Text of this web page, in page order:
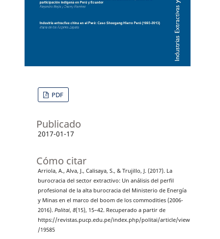
PDF
Publicado
2017-01-17
Cómo citar
Arriola, A., Alva, J., Calisaya, S., & Trujillo, J. (2017). La
burocracia del sector extractivo: Un análisis del perfil
profesional de la alta burocracia del Ministerio de Energía
y Minas en el marco del boom de los commodities (2006-
2016). Politai, 8(15), 15–42. Recuperado a partir de
https://revistas.pucp.edu.pe/index.php/politai/article/view
/19585